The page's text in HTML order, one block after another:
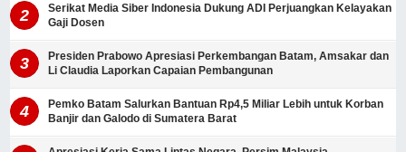
Serikat Media Siber Indonesia Dukung ADI Perjuangkan Kelayakan
Gaji Dosen
Presiden Prabowo Apresiasi Perkembangan Batam, Amsakar dan
Li Claudia Laporkan Capaian Pembangunan
Pemko Batam Salurkan Bantuan Rp4,5 Miliar Lebih untuk Korban
Banjir dan Galodo di Sumatera Barat